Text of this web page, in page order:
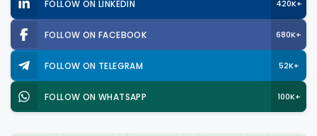
FOLLOW ON LINKEDIN 420K+
FOLLOW ON FACEBOOK 680K+
FOLLOW ON TELEGRAM 52K+
FOLLOW ON WHATSAPP 100K+